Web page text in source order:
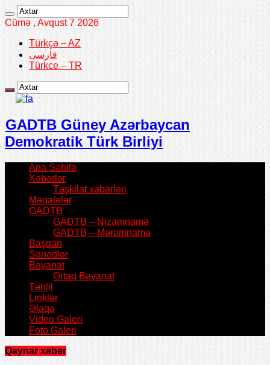
Cümə , Avqust 7 2026
Türkçə – AZ
فارسی
Türkce – TR
GADTB Güney Azərbaycan
Demokratik Türk Birliyi
Ana Səhifə
Xəbərlər
Təşkilat xəbərləri
Məqalələr
GADTB
GADTB – Nizamnamə
GADTB – Məramnamə
Başqan
Sənədlər
Bəyanat
Ortaq Bəyanat
Təhlil
Linklər
Əlaqə
Video Galeri
Foto Galeri
Qaynar xəbər